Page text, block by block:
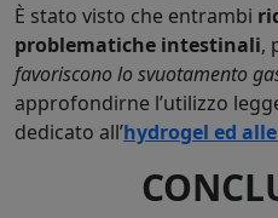
È stato visto che entrambi
problematiche intestinali,
favoriscono lo svuotamento
approfondirne l’utilizzo
dedicato all’hydrogel ed